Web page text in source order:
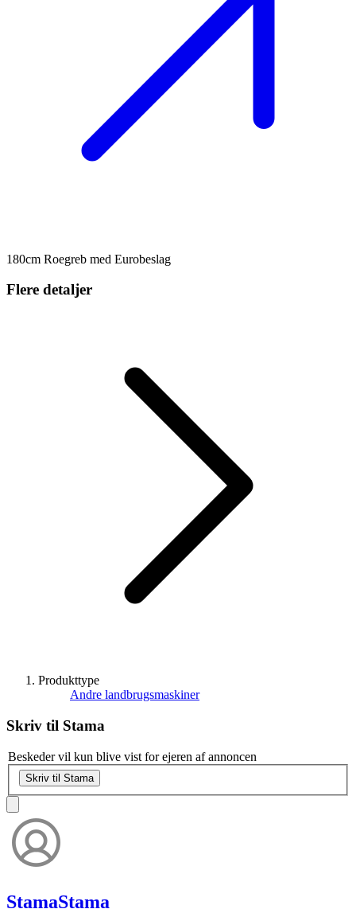
180cm Roegreb med Eurobeslag
Flere detaljer
Produkttype
Andre landbrugsmaskiner
Skriv til Stama
Beskeder vil kun blive vist for ejeren af annoncen
Skriv til Stama
StamaStama